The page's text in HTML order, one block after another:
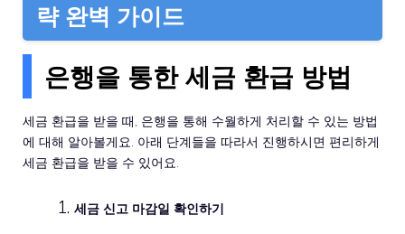
략 완벽 가이드
은행을 통한 세금 환급 방법
세금 환급을 받을 때, 은행을 통해 수월하게 처리할 수 있는 방법
에 대해 알아볼게요. 아래 단계들을 따라서 진행하시면 편리하게
세금 환급을 받을 수 있어요.
세금 신고 마감일 확인하기